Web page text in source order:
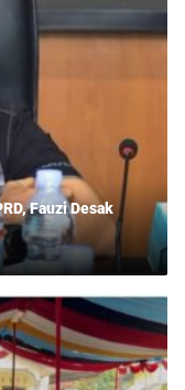
Fauzi Desak